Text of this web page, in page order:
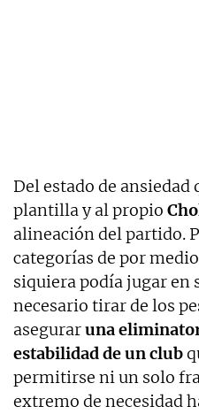
Del estado de ansiedad
plantilla y al propio
alineación del partido.
categorías de por
siquiera podía jugar en
necesario tirar de los
aseguraruna
estabilidad de un club
permitirse ni un solo
extremo de necesidad